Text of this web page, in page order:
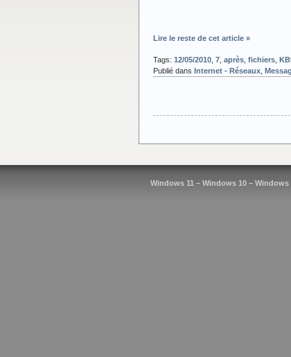
Lire le reste de cet article »
Tags: 12/05/2010 7 après fichiers
Publié dans Internet - Réseaux
Windows 11 – Windows 10 – Windows